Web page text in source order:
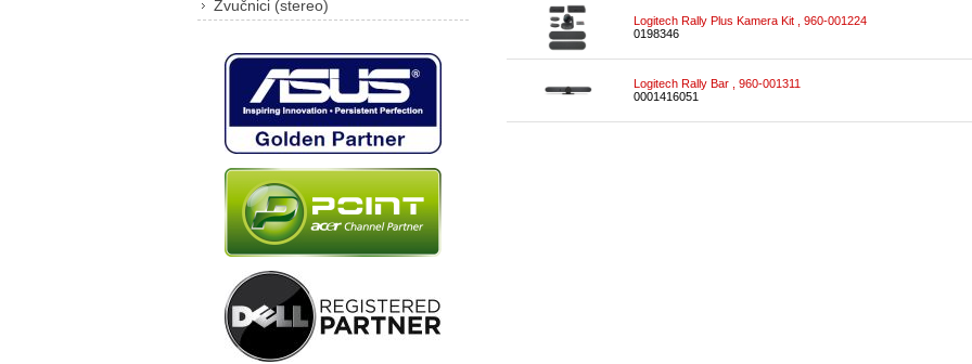
Zvučnici (stereo)
Logitech Rally Plus Kamera Kit , 960-001224
0198346
Logitech Rally Bar , 960-001311
0001416051